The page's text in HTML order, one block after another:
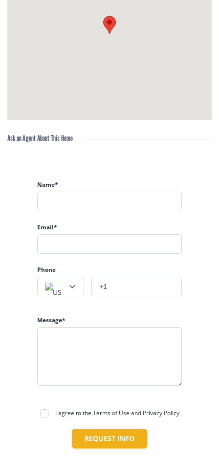
e-mail: office@balik-estate.bg
Ask an Agent About This Home
Name*
Email*
Phone
Message*
I agree to the Terms of Use and Privacy Policy
REQUEST INFO